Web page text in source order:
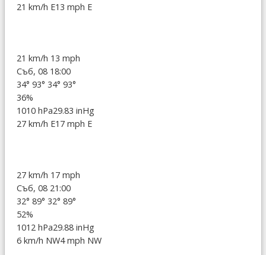
21 km/h E13 mph E
21 km/h 13 mph
Съб, 08 18:00
34° 93° 34° 93°
36%
1010 hPa29.83 inHg
27 km/h E17 mph E
27 km/h 17 mph
Съб, 08 21:00
32° 89° 32° 89°
52%
1012 hPa29.88 inHg
6 km/h NW4 mph NW